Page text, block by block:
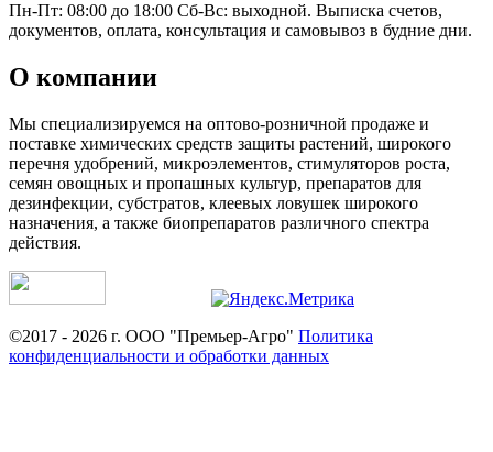
Пн-Пт: 08:00 до 18:00 Сб-Вс: выходной. Выписка счетов,
документов, оплата, консультация и самовывоз в будние дни.
О компании
Мы специализируемся на оптово-розничной продаже и
поставке химических средств защиты растений, широкого
перечня удобрений, микроэлементов, стимуляторов роста,
семян овощных и пропашных культур, препаратов для
дезинфекции, субстратов, клеевых ловушек широкого
назначения, а также биопрепаратов различного спектра
действия.
©2017 - 2026 г. ООО "Премьер-Агро" Политика
конфиденциальности и обработки данных